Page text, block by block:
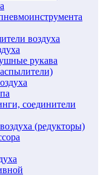
воздуха
рукава
соединители
(редукторы)